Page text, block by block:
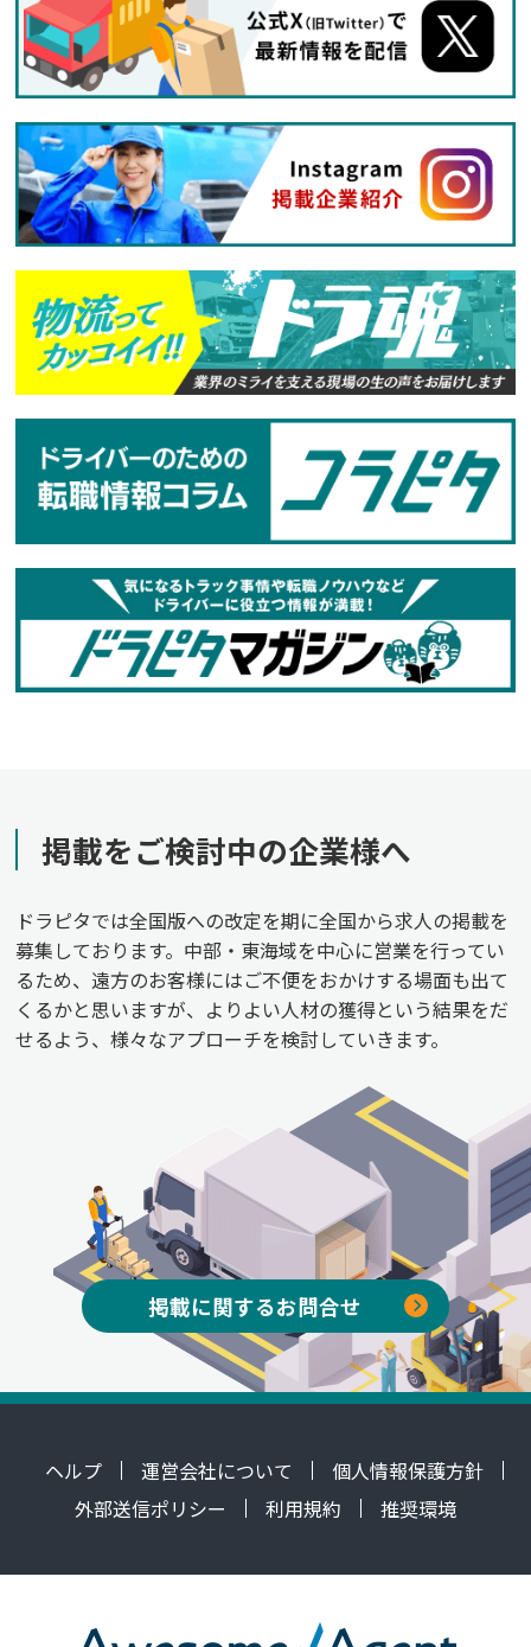
掲載をご検討中の企業様へ
ドラピタでは全国版への改定を期に全国から求人の掲載を
募集しております。中部・東海域を中心に営業を行ってい
るため、遠方のお客様にはご不便をおかけする場面も出て
くるかと思いますが、よりよい人材の獲得という結果をだ
せるよう、様々なアプローチを検討していきます。
掲載に関するお問合せ
ヘルプ 運営会社について
個人情報保護方針
外部送信ポリシー
利用規約 推奨環境